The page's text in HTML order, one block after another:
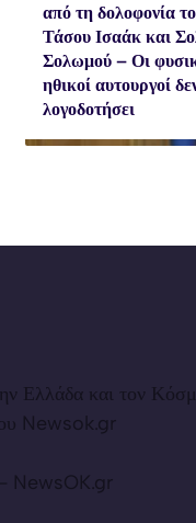
από τη δολοφονία
Τάσου Ισαάκ και
Σολωμού – Οι
ηθικοί αυτουργοί
λογοδοτήσει
Ελλάδα και τον
Newsok.gr
NewsOK.gr